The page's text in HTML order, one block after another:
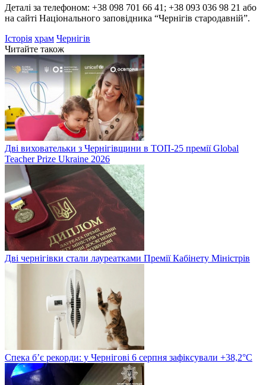
Деталі за телефоном: +38 098 701 66 41; +38 093 036 98 21 або
на сайті Національного заповідника “Чернігів стародавній”.
Історія храм Чернігів
Читайте також
Дві виховательки з Чернігівщини в ТОП-25 премії Global
Teacher Prize Ukraine 2026
Дві чернігівки стали лауреатками Премії Кабінету Міністрів
Спека б’є рекорди: у Чернігові 6 серпня зафіксували +38,2°С